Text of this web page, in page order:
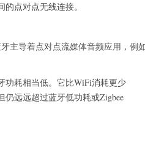
点对点无线连接。
主导着点对点流媒体音频应用，例
耗相当低。 它比WiFi消耗更少
远远超过蓝牙低功耗或Zigbee